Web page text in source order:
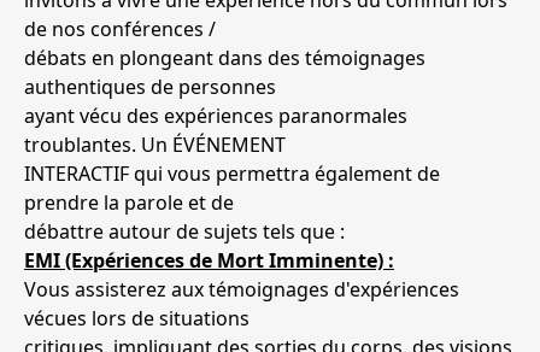
de nos conférences /
débats en plongeant dans des témoignages
authentiques de personnes
ayant vécu des expériences paranormales
troublantes. Un ÉVÉNEMENT
INTERACTIF qui vous permettra également de
prendre la parole et de
débattre autour de sujets tels que :
EMI (Expériences de Mort Imminente) :
Vous assisterez aux témoignages d'expériences
vécues lors de situations